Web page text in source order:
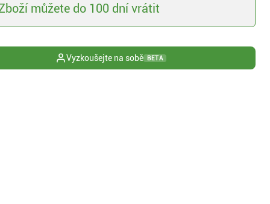
můžete do 100 dní vrátit
Vyzkoušejte na sobě BETA